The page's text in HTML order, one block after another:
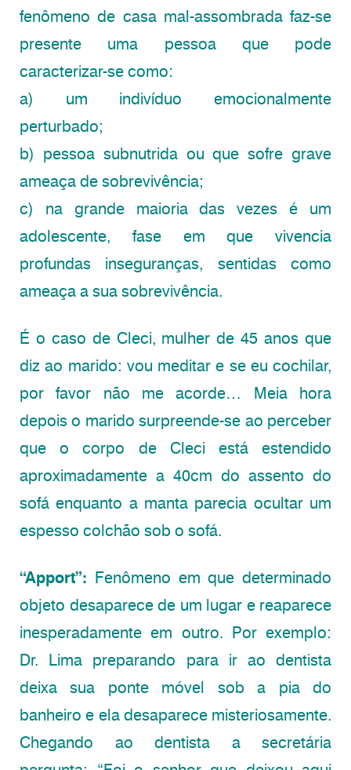
fenômeno de casa mal-assombrada faz-se
presente uma pessoa que pode
caracterizar-se como:
a) um indivíduo emocionalmente
perturbado;
b) pessoa subnutrida ou que sofre grave
ameaça de sobrevivência;
c) na grande maioria das vezes é um
adolescente, fase em que vivencia
profundas inseguranças, sentidas como
ameaça a sua sobrevivência.
É o caso de Cleci, mulher de 45 anos que
diz ao marido: vou meditar e se eu cochilar,
por favor não me acorde… Meia hora
depois o marido surpreende-se ao perceber
que o corpo de Cleci está estendido
aproximadamente a 40cm do assento do
sofá enquanto a manta parecia ocultar um
espesso colchão sob o sofá.
“Apport”: Fenômeno em que determinado
objeto desaparece de um lugar e reaparece
inesperadamente em outro. Por exemplo:
Dr. Lima preparando para ir ao dentista
deixa sua ponte móvel sob a pia do
banheiro e ela desaparece misteriosamente.
Chegando ao dentista a secretária